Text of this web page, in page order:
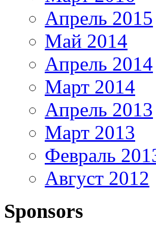
Апрель 2015
Май 2014
Апрель 2014
Март 2014
Апрель 2013
Март 2013
Февраль
Август 2012
Sponsors